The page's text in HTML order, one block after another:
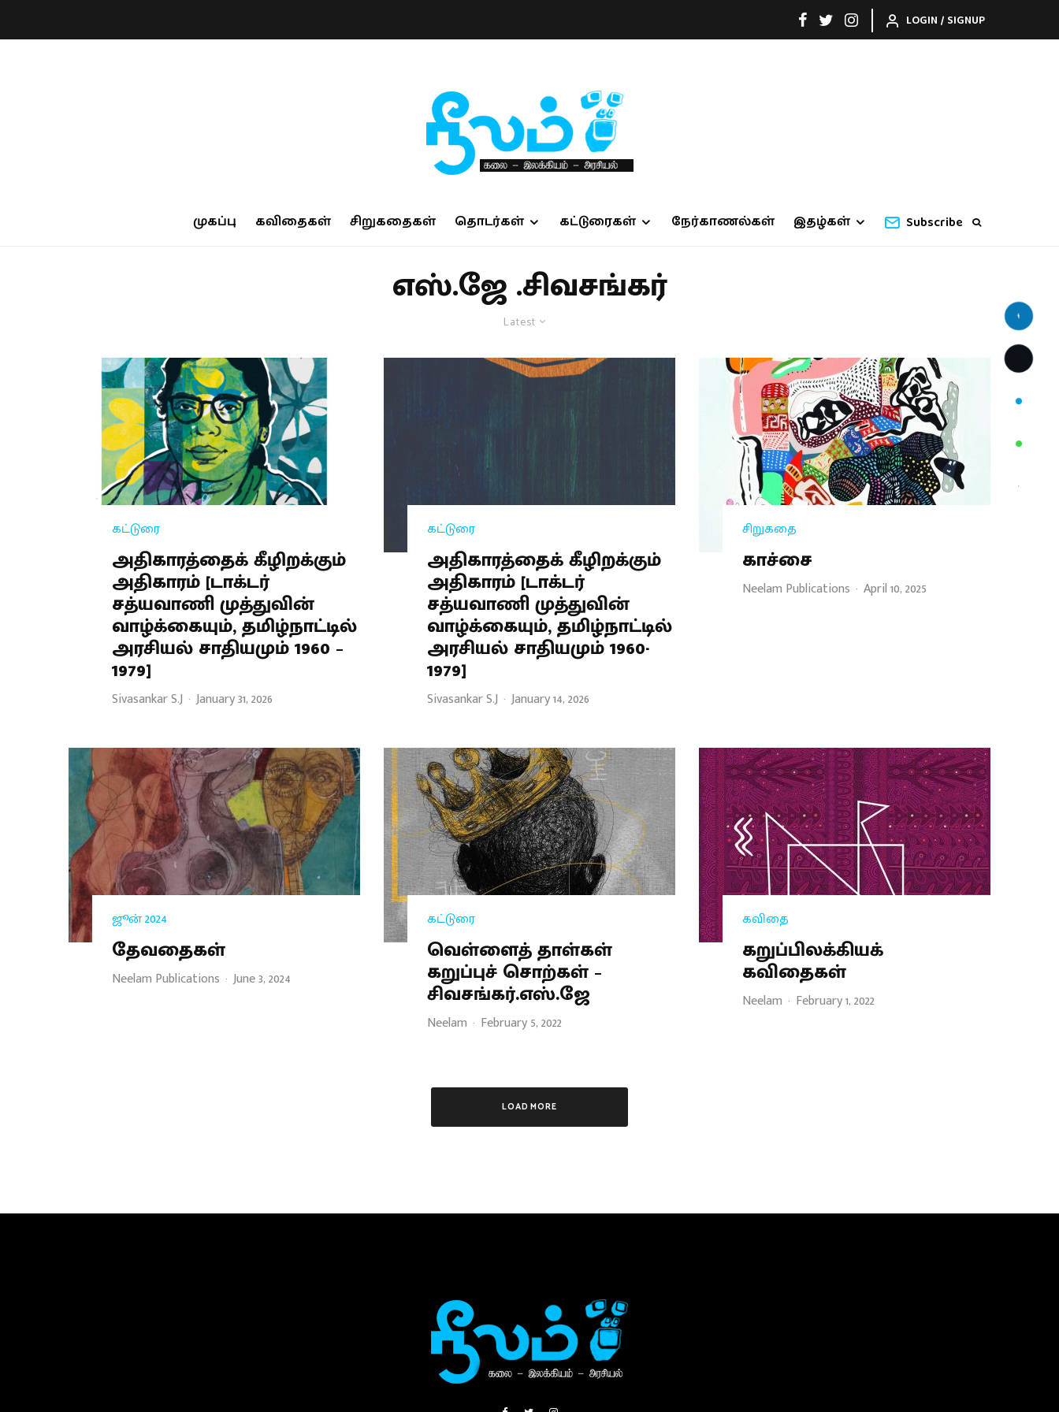
LOGIN / SIGNUP
முகப்பு கவிதைகள் சிறுகதைகள் தொடர்கள் கட்டுரைகள் நேர்காணல்கள் இதழ்கள் Subscribe
எஸ்.ஜே .சிவசங்கர்
Latest
கட்டுரை
அதிகாரத்தைக் கீழிறக்கும்
அதிகாரம் [டாக்டர்
சத்யவாணி முத்துவின்
வாழ்க்கையும், தமிழ்நாட்டில்
அரசியல் சாதியமும் 1960 –
1979]
Sivasankar S.J · January 31, 2026
கட்டுரை
அதிகாரத்தைக் கீழிறக்கும்
அதிகாரம் [டாக்டர்
சத்யவாணி முத்துவின்
வாழ்க்கையும், தமிழ்நாட்டில்
அரசியல் சாதியமும் 1960-
1979]
Sivasankar S.J · January 14, 2026
சிறுகதை
காச்சை
Neelam Publications · April 10, 2025
ஜூன் 2024
தேவதைகள்
Neelam Publications · June 3, 2024
கட்டுரை
வெள்ளைத் தாள்கள்
கறுப்புச் சொற்கள் –
சிவசங்கர்.எஸ்.ஜே
Neelam · February 5, 2022
கவிதை
கறுப்பிலக்கியக்
கவிதைகள்
Neelam · February 1, 2022
LOAD MORE